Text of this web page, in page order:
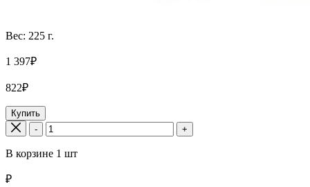
Вес: 225 г.
1 397₽
822₽
Купить
-
+
В корзине 1 шт
₽